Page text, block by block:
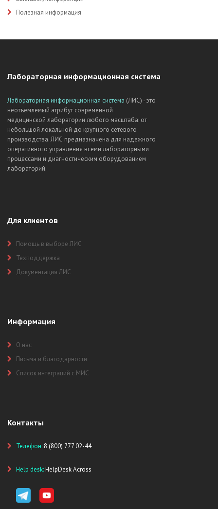
Полезная информация
Лабораторная информационная система
Лабораторная информационная система (ЛИС) - это
неотъемлемый атрибут современной
медицинской лаборатории любого масштаба: от
небольшой локальной до крупного сетевого
производства. ЛИС предназначена для надежного
оперативного управления всеми лабораторными
процессами и диагностическим оборудованием
лабораторий.
Для клиентов
Помощь в выборе ЛИС
Техподдержка
Документация ЛИС
Информация
О нас
Письма и благодарности
Список интеграций с МИС
Контакты
Телефон: 8 (800) 777 02-44
Help desk:HelpDesk Across